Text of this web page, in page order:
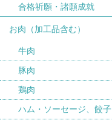
合格祈願・諸願成就
お肉（加工品含む）
牛肉
豚肉
鶏肉
ハム・ソーセージ、餃子